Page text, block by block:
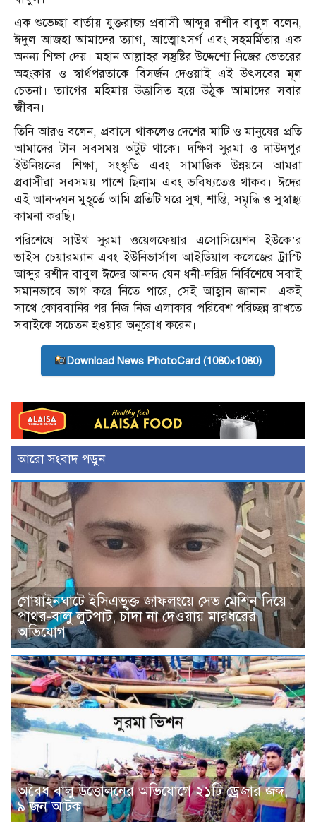
এক শুভেচ্ছা বার্তায় যুক্তরাজ্য প্রবাসী আব্দুর রশীদ বাবুল বলেন,
ঈদুল আজহা আমাদের ত্যাগ, আত্মোৎসর্গ এবং সহমর্মিতার এক
অনন্য শিক্ষা দেয়। মহান আল্লাহর সন্তুষ্টির উদ্দেশ্যে নিজের ভেতরের
অহংকার ও স্বার্থপরতাকে বিসর্জন দেওয়াই এই উৎসবের মূল
চেতনা। ত্যাগের মহিমায় উদ্ভাসিত হয়ে উঠুক আমাদের সবার
জীবন।
তিনি আরও বলেন, প্রবাসে থাকলেও দেশের মাটি ও মানুষের প্রতি
আমাদের টান সবসময় অটুট থাকে। দক্ষিণ সুরমা ও দাউদপুর
ইউনিয়নের শিক্ষা, সংস্কৃতি এবং সামাজিক উন্নয়নে আমরা
প্রবাসীরা সবসময় পাশে ছিলাম এবং ভবিষ্যতেও থাকব। ঈদের
এই আনন্দঘন মুহূর্তে আমি প্রতিটি ঘরে সুখ, শান্তি, সমৃদ্ধি ও সুস্বাস্থ্য
কামনা করছি।
পরিশেষে সাউথ সুরমা ওয়েলফেয়ার এসোসিয়েশন ইউকে’র
ভাইস চেয়ারম্যান এবং ইউনিভার্সাল আইডিয়াল কলেজের ট্রাস্টি
আব্দুর রশীদ বাবুল ঈদের আনন্দ যেন ধনী-দরিদ্র নির্বিশেষে সবাই
সমানভাবে ভাগ করে নিতে পারে, সেই আহ্বান জানান। একই
সাথে কোরবানির পর নিজ নিজ এলাকার পরিবেশ পরিচ্ছন্ন রাখতে
সবাইকে সচেতন হওয়ার অনুরোধ করেন।
Download News PhotoCard (1080×1080)
আরো সংবাদ পড়ুন
গোয়াইনঘাটে ইসিএভুক্ত জাফলংয়ে সেভ মেশিন দিয়ে
পাথর-বালু লুটপাট, চাঁদা না দেওয়ায় মারধরের
অভিযোগ
অবৈধ বালু উত্তোলনের অভিযোগে ২১টি ড্রেজার জব্দ,
৯ জন আটক